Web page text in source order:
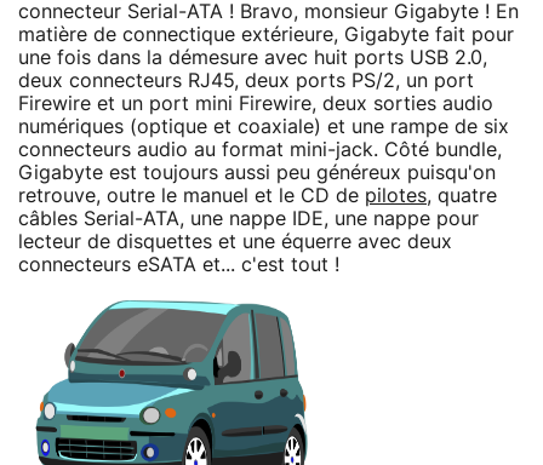
connecteur Serial-ATA ! Bravo, monsieur Gigabyte ! En
matière de connectique extérieure, Gigabyte fait pour
une fois dans la démesure avec huit ports USB 2.0,
deux connecteurs RJ45, deux ports PS/2, un port
Firewire et un port mini Firewire, deux sorties audio
numériques (optique et coaxiale) et une rampe de six
connecteurs audio au format mini-jack. Côté bundle,
Gigabyte est toujours aussi peu généreux puisqu'on
retrouve, outre le manuel et le CD de pilotes, quatre
câbles Serial-ATA, une nappe IDE, une nappe pour
lecteur de disquettes et une équerre avec deux
connecteurs eSATA et... c'est tout !